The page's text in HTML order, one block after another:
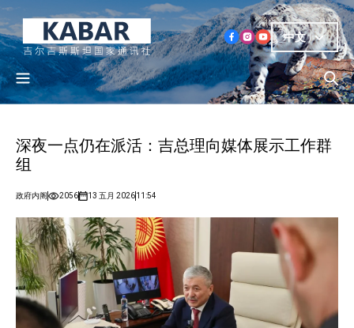
中文
深夜一点仍在派活：吉总理向媒体展示工作群
组
政府内阁 2056 13 五月 202611:54